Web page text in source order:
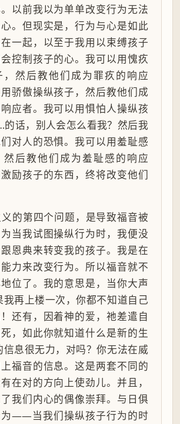
以前我以为单单改变行为无法
。但现实是，行为与心是如此
一起，以至于我用以束缚孩子
控制孩子的心。我可以用愧疚
，然后教他们成为罪疚的响应
骄傲操纵孩子，然后教他们成
应者。我可以用惧怕人操纵孩
话，别人会怎么看我？然后我
对人的恐惧。我可以用羞耻感
然后教他们成为羞耻感的响应
励孩子的东西，终将改变他们
的第四个问题，是导致福音被
当我试图操纵行为时，我便没
恩典来转变我的孩子。我是在
力来改变行为。所以福音就不
位了。我的意思是，当你大声
我再上楼一次，你都不知道自己
还有，因着神的爱，祂差遣自
，如此你就知道什么是新的生
信息很无力，对吗？你无法在威
福音的信息。这是两套不同的
在对的方向上使劲儿。并且，
我们内心的偶像崇拜。与日俱
为——当我们操纵孩子行为的时